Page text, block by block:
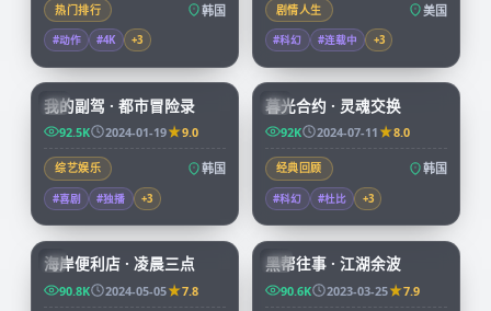
热门排行 韩国
#动作 #4K +3
剧情人生 美国
#科幻 #连载中 +3
KR
56:16
我的副驾 · 都市冒险录
92.5K 2024-01-19 9.0
综艺娱乐 韩国
#喜剧 #独播 +3
KR
暮光合约 · 灵魂交换
92K 2024-07-11 8.0
经典回顾 韩国
#科幻 #杜比 +3
JP
52:28
海岸便利店 · 凌晨三点
90.8K 2024-05-05 7.8
HK
99:41
黑帮往事 · 江湖余波
90.6K 2023-03-25 7.9